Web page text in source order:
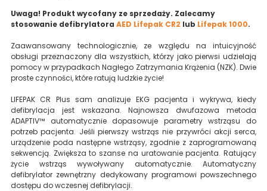
Uwaga! Produkt wycofany ze sprzedaży. Zalecamy
stosowanie defibrylatora AED Lifepak CR2 lub Lifepak 1000.
Zaawansowany technologicznie, ze względu na intuicyjność
obsługi przeznaczony dla wszystkich, którzy jako pierwsi udzielają
pomocy w przypadkach Nagłego Zatrzymania Krążenia (NZK). Dwie
proste czynności, które ratują ludzkie życie!
LIFEPAK CR Plus sam analizuje EKG pacjenta i wykrywa, kiedy
defibrylacja jest wskazana. Najnowsza dwufazowa metoda
ADAPTIV™ automatycznie dopasowuje parametry wstrząsu do
potrzeb pacjenta. Jeśli pierwszy wstrząs nie przywróci akcji serca,
urządzenie poda następne wstrząsy, zgodnie z zaprogramowaną
sekwencją. Zwiększa to szanse na uratowanie pacjenta. Ratujący
życie wstrząs wywoływany automatycznie. Automatyczny
defibrylator zewnętrzny dedykowany programowi powszechnego
dostępu do wczesnej defibrylacji.